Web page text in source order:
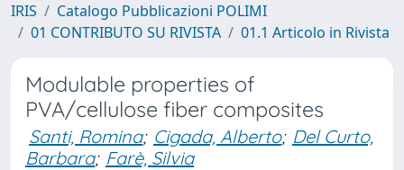
IRIS
Catalogo Pubblicazioni POLIMI
01 CONTRIBUTO SU RIVISTA
01.1 Articolo in Rivista
Modulable properties of
PVA/cellulose fiber composites
Santi, Romina; Cigada, Alberto; Del Curto,
Barbara; Farè, Silvia